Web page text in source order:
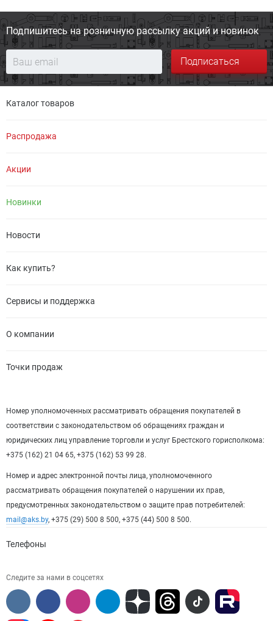
Подпишитесь на розничную рассылку акций и новинок
Подписаться
Каталог товаров
Распродажа
Акции
Новинки
Новости
Как купить?
Сервисы и поддержка
О компании
Точки продаж
Номер уполномоченных рассматривать обращения покупателей в
соответствии с законодательством об обращениях граждан и
юридических лиц управление торговли и услуг Брестского горисполкома:
+375 (162) 21 04 65, +375 (162) 53 99 28.
Номер и адрес электронной почты лица, уполномоченного
рассматривать обращения покупателей о нарушении их прав,
предусмотренных законодательством о защите прав потребителей:
mail@aks.by, +375 (29) 500 8 500, +375 (44) 500 8 500.
Телефоны
Следите за нами в соцсетях